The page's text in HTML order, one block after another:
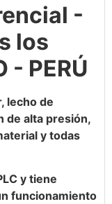
-
los
- PERÚ
lecho de
de alta presión,
y todas
y tiene
funcionamiento